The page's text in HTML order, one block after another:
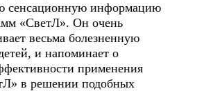
сенсационную информацию
«СветЛ». Он очень
весьма болезненную
и напоминает о
применения
в решении подобных